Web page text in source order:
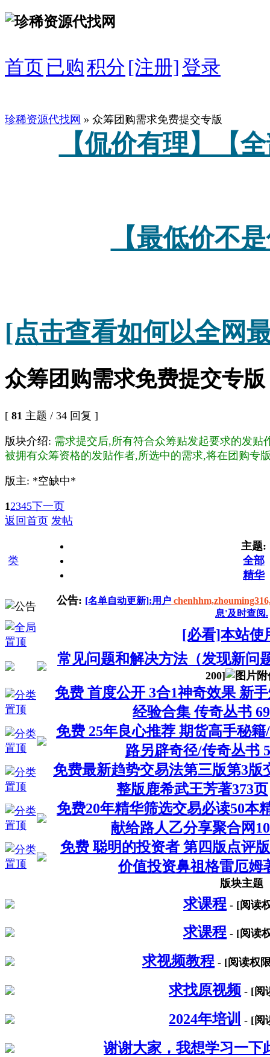
首页 已购积分[注册]登录
珍稀资源代找网 » 众筹团购需求免费提交专版
【侃价有理】【
【最低价不
[点击查看如何以全网
众筹团购需求免费提交专版
[ 81 主题 / 34 回复 ]
版块介绍: 需求提交后,所有符合众筹贴发起要求的发贴
被拥有众筹资格的发贴作者,所选中的需求,将在团购专
版主: *空缺中*
12345下一页
返回首页 发帖
类
主题:
全部
精华
公告: [名单自动更新]:用户
息'及时查阅.
[必看]本站使
常见问题和解决方法（发现新问
200]
免费 首度公开 3合1神奇效果 新
经验合集 传奇丛书
免费 25年良心推荐 期货高手秘
路另辟奇径/传奇丛书
免费最新趋势交易法第三版第3版
整版鹿希武王芳著373页
免费20年精华筛选交易必读50本
献给路人乙分享聚合网
免费 聪明的投资者 第四版点评
价值投资鼻祖格雷厄姆
版块主题
求课程 - [阅读
求课程 - [阅读
求视频教程 - [阅读权
求找原视频 - [阅
2024年培训 - [阅
谢谢大家，我想学习一下